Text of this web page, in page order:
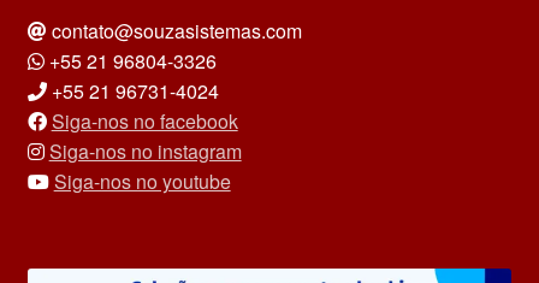
contato@souzasistemas.com
+55 21 96804-3326
+55 21 96731-4024
Siga-nos no facebook
Siga-nos no instagram
Siga-nos no youtube